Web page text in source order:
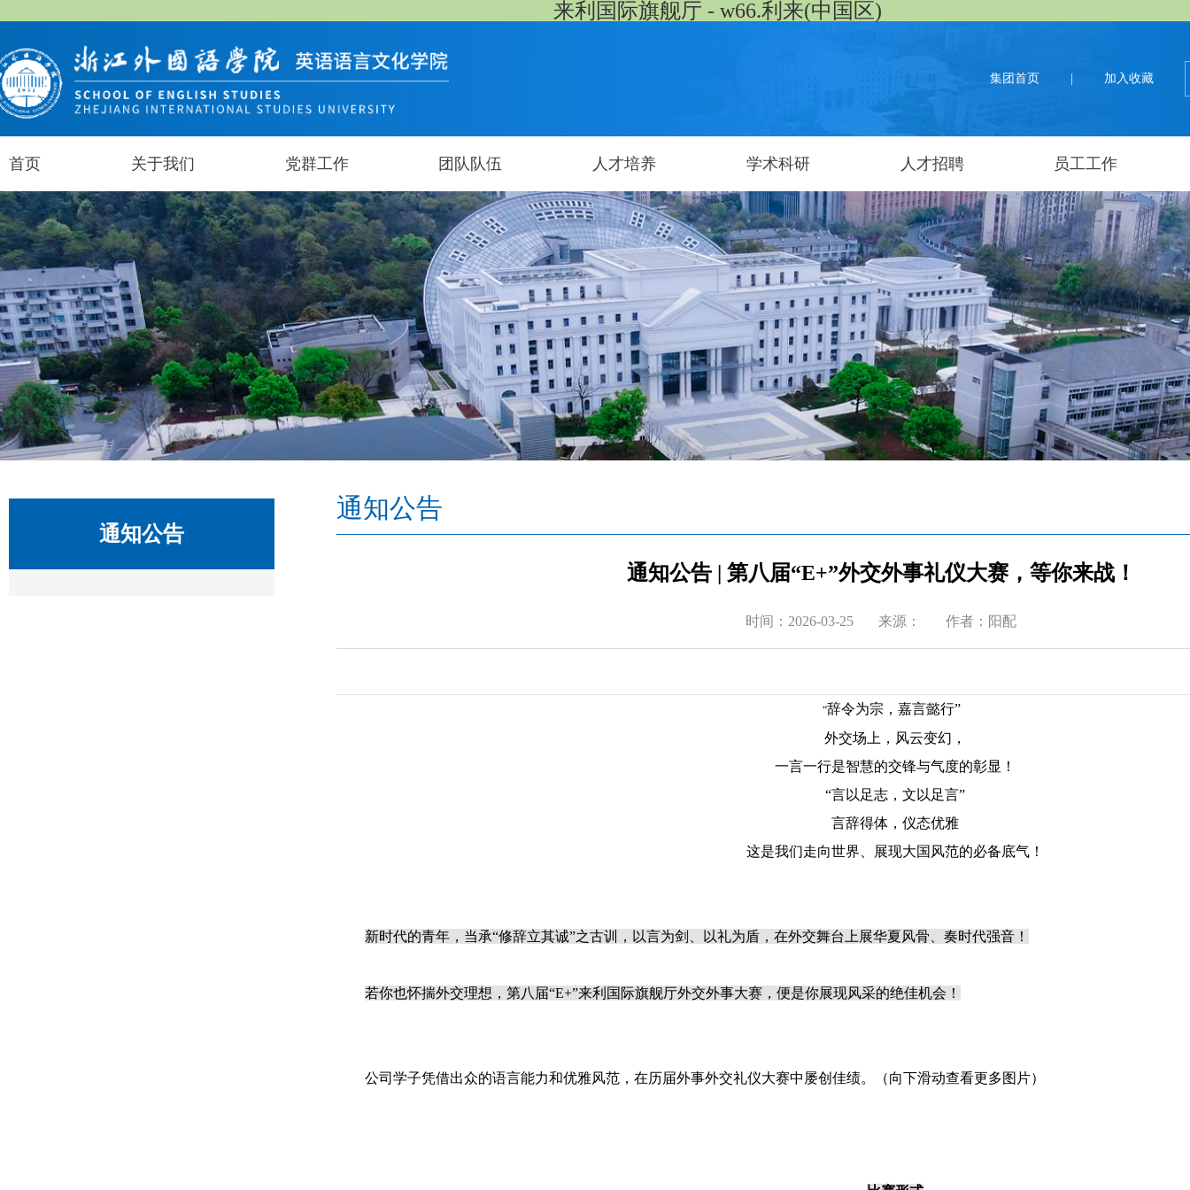
来利国际旗舰厅 - w66.利来(中国区)
集团首页 加入收藏
首页 关于我们 党群工作 团队队伍 人才培养 学术科研 人才招聘 员工工作
通知公告
通知公告
通知公告 | 第八届“E+”外交外事礼仪大赛，等你来战！
时间：2026-03-25 来源： 作者：阳配
“辞令为宗，嘉言懿行”
外交场上，风云变幻，
一言一行是智慧的交锋与气度的彰显！
“言以足志，文以足言”
言辞得体，仪态优雅
这是我们走向世界、展现大国风范的必备底气！
新时代的青年，当承“修辞立其诚”之古训，以言为剑、以礼为盾，在外交舞台上展华夏风骨、奏时代强音！
若你也怀揣外交理想，第八届“E+”​来利国际旗舰厅外交外事大赛，便是你展现风采的绝佳机会！
公司学子凭借出众的语言能力和优雅风范，在历届外事外交礼仪大赛中屡创佳绩。（向下滑动查看更多图片）